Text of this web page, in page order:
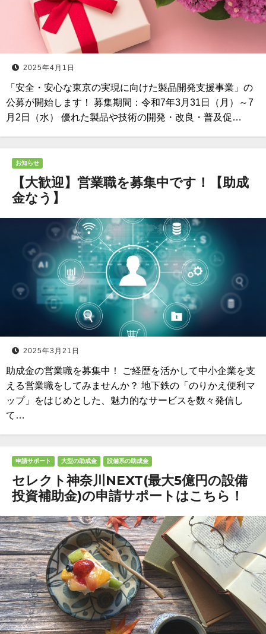
2025年4月1日
「安全・安心な東京の実現に向けた製品開発支援事業」の
公募が開始します！ 募集期間：令和7年3月31日（月）～7
月2日（水） 優れた製品や技術の開発・改良・普及促…
お知らせ
【大歓迎】営業職を募集中です！【助成
金なう】
2025年3月21日
助成金の営業職を募集中！ ご経歴を活かして中小企業を支
える営業職をしてみませんか？ 地下鉄の「のりかえ便利マ
ップ」をはじめとした、魅力的なサービスを数々発信し
て…
申請サポート 大型の助成金 設備系の助成金
セレクト神奈川NEXT(最大5億円の設備
投資補助金)の申請サポートはこちら！